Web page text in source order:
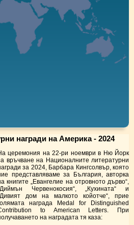
награди на Америка - 2024
церемония на 22-ри ноември в Ню Йорк
връчване на Националните литературни
за 2024,Барбара Кингсолвър, която
представляваме за България, авторка
книгите „Евангелие на отровното дърво“,
Червенокосия“, „Кухината“ и
дом на малкото койотче“, прие
награда Medal for Distinguished
to American Letters. При
на наградата тя каза: